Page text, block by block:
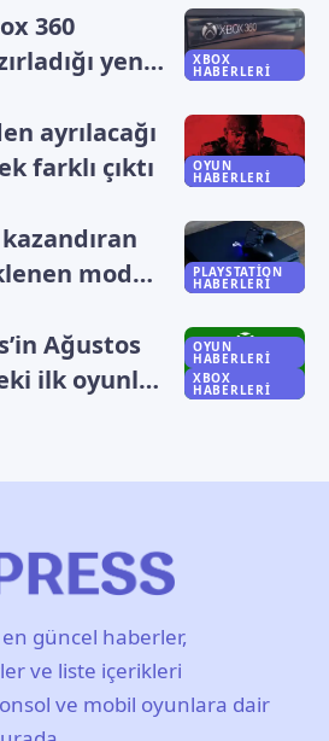
XBOX
HABERLERI
360
yeni
OYUN
HABERLERI
ayrılacağı
farklı çıktı
PLAYSTATION
HABERLERI
model
OYUN
HABERLERI
XBOX
HABERLERI
Ağustos
ilk oyunlar
güncel haberler,
ve liste içerikleri
ve mobil oyunlara dair